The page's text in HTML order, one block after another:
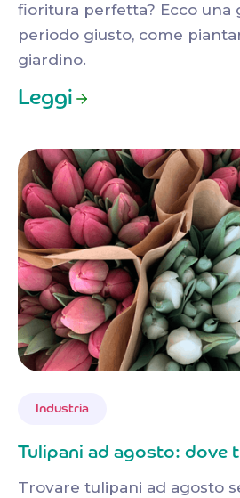
fioritura perfetta? Ecco una
periodo giusto, come
giardino.
Leggi
Industria
Tulipani ad agosto: dove
Trovare tulipani ad agosto